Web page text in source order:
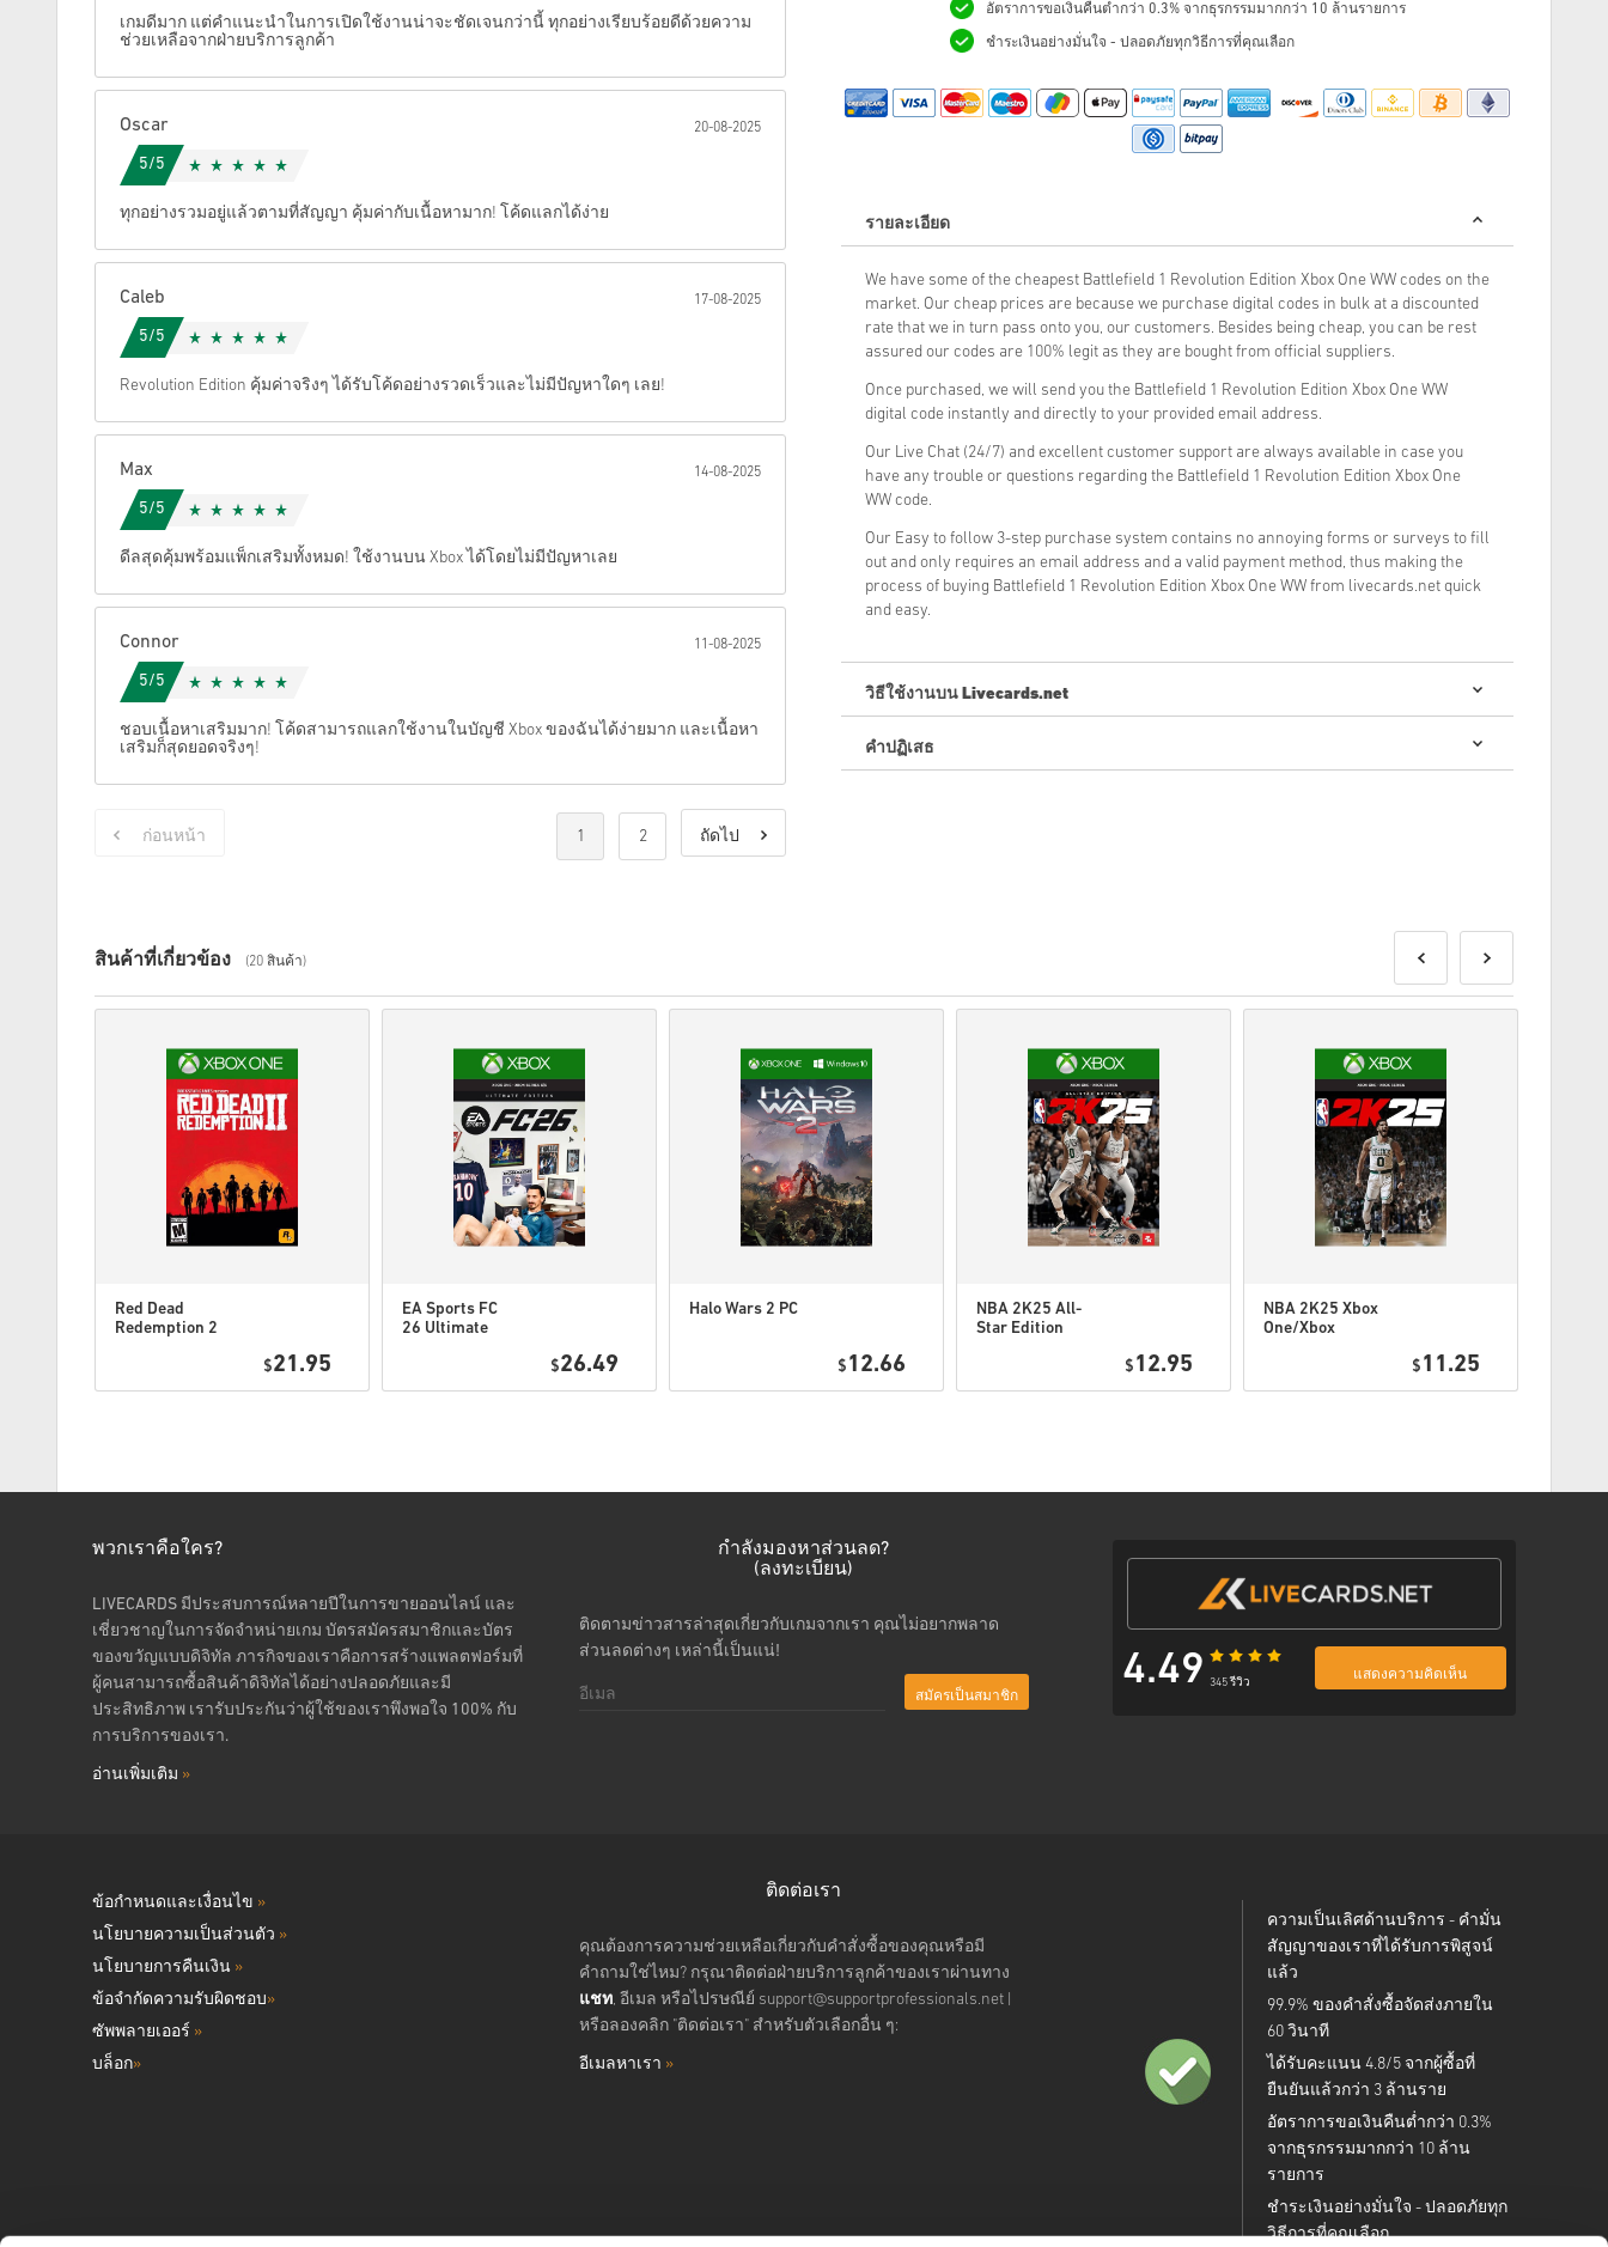
ยกเลิก
เกมดีมาก แต่คำแนะนำในการเปิดใช้งานน่าจะชัดเจนกว่านี้ ทุกอย่างเรียบร้อยดีด้วยความ
ช่วยเหลือจากฝ่ายบริการลูกค้า
Oscar 20-08-2025
5/5
ทุกอย่างรวมอยู่แล้วตามที่สัญญา คุ้มค่ากับเนื้อหามาก! โค้ดแลกได้ง่าย
Caleb 17-08-2025
5/5
Revolution Edition คุ้มค่าจริงๆ ได้รับโค้ดอย่างรวดเร็วและไม่มีปัญหาใดๆ เลย!
Max 14-08-2025
5/5
ดีลสุดคุ้มพร้อมแพ็กเสริมทั้งหมด! ใช้งานบน Xbox ได้โดยไม่มีปัญหาเลย
Connor 11-08-2025
5/5
ชอบเนื้อหาเสริมมาก! โค้ดสามารถแลกใช้งานในบัญชี Xbox ของฉันได้ง่ายมาก และเนื้อหา
เสริมก็สุดยอดจริงๆ!
ก่อนหน้า 1 2 ถัดไป
อัตราการขอเงินคืนต่ำกว่า 0.3% จากธุรกรรมมากกว่า 10 ล้านรายการ
ชำระเงินอย่างมั่นใจ - ปลอดภัยทุกวิธีการที่คุณเลือก
รายละเอียด
We have some of the cheapest Battlefield 1 Revolution Edition Xbox One WW codes on the
market. Our cheap prices are because we purchase digital codes in bulk at a discounted
rate that we in turn pass onto you, our customers. Besides being cheap, you can be rest
assured our codes are 100% legit as they are bought from official suppliers.
Once purchased, we will send you the Battlefield 1 Revolution Edition Xbox One WW
digital code instantly and directly to your provided email address.
Our Live Chat (24/7) and excellent customer support are always available in case you
have any trouble or questions regarding the Battlefield 1 Revolution Edition Xbox One
WW code.
Our Easy to follow 3-step purchase system contains no annoying forms or surveys to fill
out and only requires an email address and a valid payment method, thus making the
process of buying Battlefield 1 Revolution Edition Xbox One WW from livecards.net quick
and easy.
วิธีใช้งานบน Livecards.net
ใหม่กับ Livecards.net ใช่ไหม? การซื้อโค้ดดิจิทัลนั้นรวดเร็วและง่ายมาก:
ดูคู่มือสั้น ๆ ด้านบน หรือทำตามขั้นตอนด้านล่าง 👇
• เลือกวิธีชำระเงินที่ต้องการ
• ดำเนินการสั่งซื้อให้เสร็จ
คำปฏิเสธ
รหัสเหล่านี้ไม่มีวันหมดอายุ.
สำหรับบางผลิตภัณฑ์ คุณอาจจะได้รับรหัสมากกว่าหนึ่งรหัส
สินค้าที่เกี่ยวข้อง (20 สินค้า)
Red Dead
Redemption 2
$21.95
EA Sports FC
26 Ultimate
Series X|S
$26.49
Halo Wars 2 PC
$ 12.66
NBA 2K25 All-
Star Edition
$ 12.95
NBA 2K25 Xbox
One/Xbox
$ 11.25
พวกเราคือใคร?
LIVECARDS มีประสบการณ์หลายปีในการขายออนไลน์ และ
เชี่ยวชาญในการจัดจำหน่ายเกม บัตรสมัครสมาชิกและบัตร
ของขวัญแบบดิจิทัล ภารกิจของเราคือการสร้างแพลตฟอร์มที่
ผู้คนสามารถซื้อสินค้าดิจิทัลได้อย่างปลอดภัยและมี
ประสิทธิภาพ เรารับประกันว่าผู้ใช้ของเราพึงพอใจ 100% กับ
การบริการของเรา.
อ่านเพิ่มเติม »
กำลังมองหาส่วนลด?
(ลงทะเบียน)
ติดตามข่าวสารล่าสุดเกี่ยวกับเกมจากเรา คุณไม่อยากพลาด
ส่วนลดต่างๆ เหล่านี้เป็นแน่!
สมัครเป็นสมาชิก
4.49 345 รีวิว
แสดงความคิดเห็น
ข้อกำหนดและเงื่อนไข »
นโยบายความเป็นส่วนตัว »
นโยบายการคืนเงิน »
ข้อจำกัดความรับผิดชอบ»
ซัพพลายเออร์ »
บล็อก»
ติดต่อเรา
คุณต้องการความช่วยเหลือเกี่ยวกับคำสั่งซื้อของคุณหรือมี
คำถามใช่ไหม? กรุณาติดต่อฝ่ายบริการลูกค้าของเราผ่านทาง
แชท, อีเมล หรือไปรษณีย์ support@supportprofessionals.net|
หรือลองคลิก "ติดต่อเรา" สำหรับตัวเลือกอื่น ๆ:
อีเมลหาเรา »
ความเป็นเลิศด้านบริการ - คำมั่น
สัญญาของเราที่ได้รับการพิสูจน์
แล้ว
99.9% ของคำสั่งซื้อจัดส่งภายใน
60 วินาที
ได้รับคะแนน 4.8/5 จากผู้ซื้อที่
ยืนยันแล้วกว่า 3 ล้านราย
อัตราการขอเงินคืนต่ำกว่า 0.3%
จากธุรกรรมมากกว่า 10 ล้าน
รายการ
ชำระเงินอย่างมั่นใจ - ปลอดภัยทุก
วิธีการที่คุณเลือก